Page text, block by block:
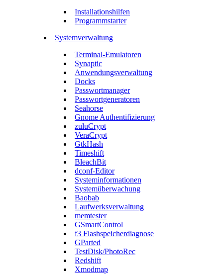
Installationshilfen
Programmstarter
Systemverwaltung
Terminal-Emulatoren
Synaptic
Anwendungsverwaltung
Docks
Passwortmanager
Passwortgeneratoren
Seahorse
Gnome Authentifizierung
zuluCrypt
VeraCrypt
GtkHash
Timeshift
BleachBit
dconf-Editor
Systeminformationen
Systemüberwachung
Baobab
Laufwerksverwaltung
memtester
GSmartControl
f3 Flashspeicherdiagnose
GParted
TestDisk/PhotoRec
Redshift
Xmodmap